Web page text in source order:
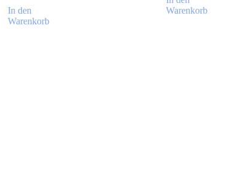
In den
Warenkorb
Warenkorb